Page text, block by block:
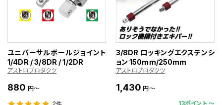
ユニバーサルボールジョイント
1/4DR / 3/8DR / 1/2DR
アストロプロダクツ
880 円～
3/8DR ロッキングエクステンシ
ョン 150mm/250mm
アストロプロダクツ
1,430 円～
13ポイント 〜